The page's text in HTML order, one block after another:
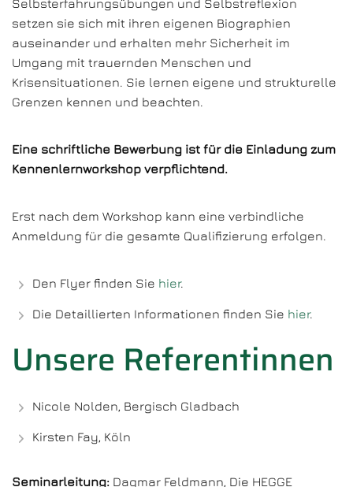
Selbsterfahrungsübungen und Selbstreflexion
setzen sie sich mit ihren eigenen Biographien
auseinander und erhalten mehr Sicherheit im
Umgang mit trauernden Menschen und
Krisensituationen. Sie lernen eigene und strukturelle
Grenzen kennen und beachten.
Eine schriftliche Bewerbung ist für die Einladung zum
Kennenlernworkshop verpflichtend.
Erst nach dem Workshop kann eine verbindliche
Anmeldung für die gesamte Qualifizierung erfolgen.
Den Flyer finden Sie hier.
Die Detaillierten Informationen finden Sie hier.
Unsere Referentinnen
Nicole Nolden, Bergisch Gladbach
Kirsten Fay, Köln
Seminarleitung: Dagmar Feldmann, Die HEGGE